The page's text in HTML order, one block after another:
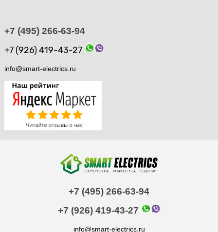
+7 (495) 266-63-94
+7 (926) 419-43-27
info@smart-electrics.ru
+7 (495) 266-63-94
+7 (926) 419-43-27
info@smart-electrics.ru